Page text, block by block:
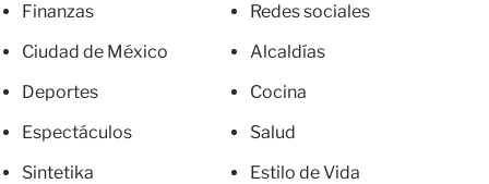
Finanzas
Ciudad de México
Deportes
Espectáculos
Sintetika
Redes sociales
Alcaldías
Cocina
Salud
Estilo de Vida